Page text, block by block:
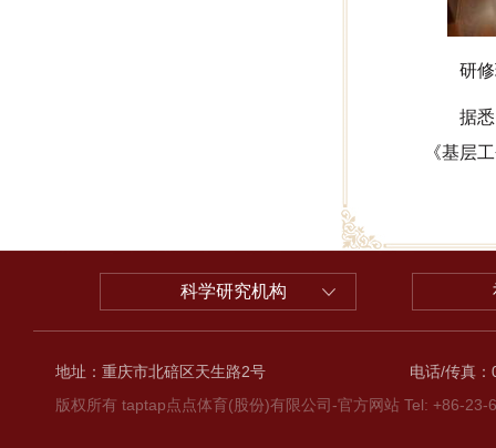
研
据
《基层
科学研究机构
地址：重庆市北碚区天生路2号
电话/传真
版权所有 taptap点点体育(股份)有限公司-官方网站 Tel: +86-23-